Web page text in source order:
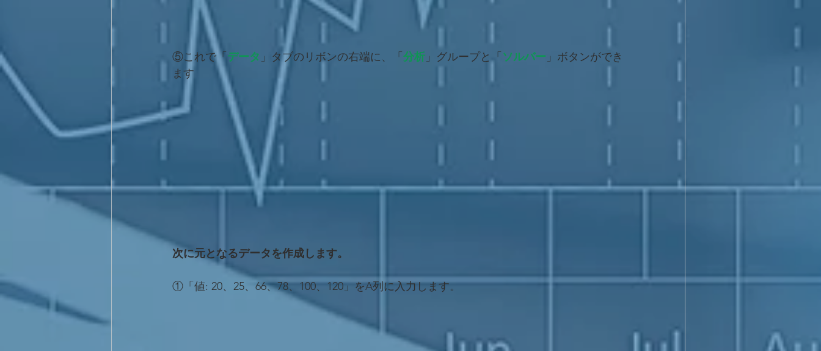
⑤これで「データ 」タブのリボンの右端に、「分析 」グループと「ソルバー 」ボタンができ
ます
次に元となるデータを作成します。
①「値: 20、25、66、78、100、120」をA列に入力します。